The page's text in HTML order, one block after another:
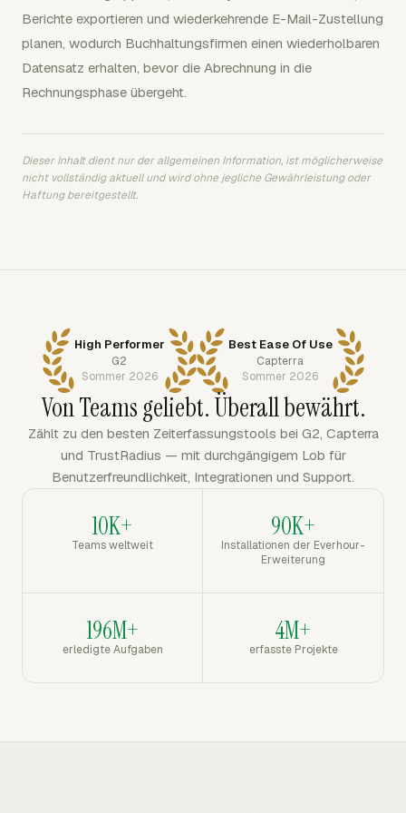
Berichte exportieren und wiederkehrende E-Mail-Zustellung
planen, wodurch Buchhaltungsfirmen einen wiederholbaren
Datensatz erhalten, bevor die Abrechnung in die
Rechnungsphase übergeht.
Dieser Inhalt dient nur der allgemeinen Information, ist möglicherweise
nicht vollständig aktuell und wird ohne jegliche Gewährleistung oder
Haftung bereitgestellt.
High Performer
G2
Sommer 2026
Best Ease Of Use
Capterra
Sommer 2026
Von Teams geliebt. Überall bewährt.
Zählt zu den besten Zeiterfassungstools bei G2, Capterra
und TrustRadius — mit durchgängigem Lob für
Benutzerfreundlichkeit, Integrationen und Support.
10K+
Teams weltweit
90K+
Installationen der Everhour-
Erweiterung
196M+
erledigte Aufgaben
4M+
erfasste Projekte